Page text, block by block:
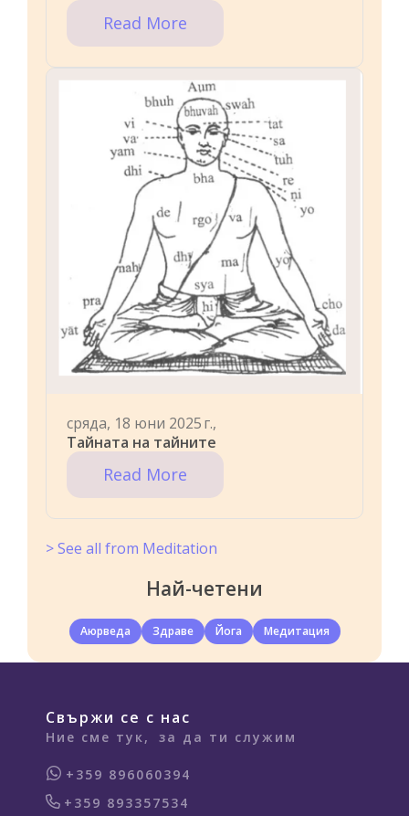
Read More
сряда, 18 юни 2025 г.,
Тайната на тайните
Read More
> See all from Meditation
Най-четени
Аюрведа Здраве Йога Медитация
Свържи се с нас
Ние сме тук, за да ти служим
+359 896060394
+359 893357534